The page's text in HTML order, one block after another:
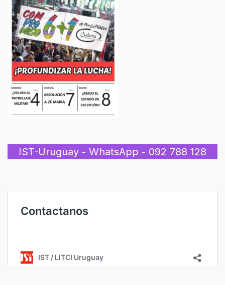
IST-Uruguay - WhatsApp - 092 788 128